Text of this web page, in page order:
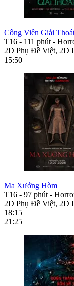
Công Viên Giải
T16 - 111 phút -
2D Phụ Đề Việt, 2D
15:50
Ma Xưởng Hòm
T16 - 97 phút -
2D Phụ Đề Việt, 2D
18:15
21:25